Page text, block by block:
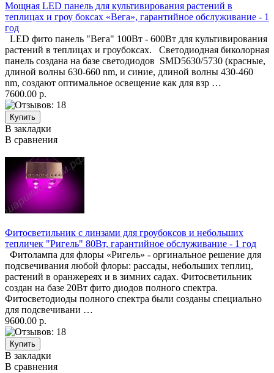
Мощная LED панель для культивирования растений в
теплицах и гроу боксах «Вега», гарантийное обслуживание - 1
год
LED фито панель "Вега" 100Вт - 600Вт для культивирования
растений в теплицах и гроубоксах. Светодиодная биколорная
панель создана на базе светодиодов SMD5630/5730 (красные,
длиной волны 630-660 nm, и синие, длиной волны 430-460
nm, создают оптимальное освещение как для взр …
7600.00 р.
В закладки
В сравнения
Фитосветильник с линзами для гроубоксов и небольших
тепличек "Ригель" 80Вт, гарантийное обслуживание - 1 год
Фитолампа для флоры «Ригель» - оргинальное решение для
подсвечивания любой флоры: рассады, небольших теплиц,
растений в оранжереях и в зимних садах. Фитосветильник
создан на базе 20Вт фито диодов полного спектра.
Фитосветодиоды полного спектра были созданы специально
для подсвечивани …
9600.00 р.
В закладки
В сравнения